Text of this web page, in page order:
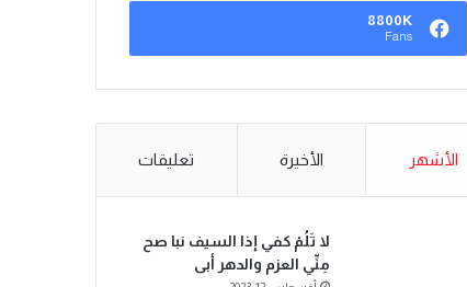
8800K
Fans
الأشهر الأخيرة تعليقات
لا تَلُمْ كفي إذا السيف نبا صح
مِنِّي العزم والدهر أبى